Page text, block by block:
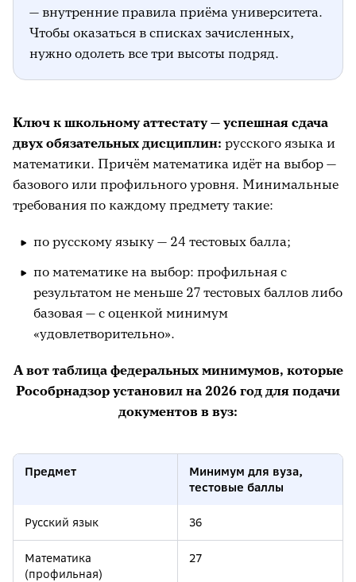
— внутренние правила приёма университета.
Чтобы оказаться в списках зачисленных,
нужно одолеть все три высоты подряд.
Ключ к школьному аттестату — успешная сдача
двух обязательных дисциплин: русского языка и
математики. Причём математика идёт на выбор —
базового или профильного уровня. Минимальные
требования по каждому предмету такие:
по русскому языку — 24 тестовых балла;
по математике на выбор: профильная с
результатом не меньше 27 тестовых баллов либо
базовая — с оценкой минимум
«удовлетворительно».
А вот таблица федеральных минимумов, которые
Рособрнадзор установил на 2026 год для подачи
документов в вуз:
Предмет
Минимум для вуза,
тестовые баллы
Русский язык 36
Математика
(профильная)
27